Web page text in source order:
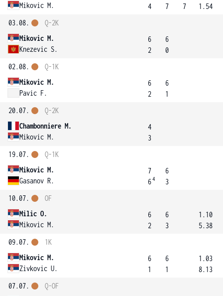
Mikovic M.
4
7
7
1.54
03.08.
Mikovic M.
Knezevic S.
Q-2K
6
2
6
0
02.08.
Mikovic M.
Pavic F.
Q-1K
6
2
6
1
20.07.
Chambonniere M.
Mikovic M.
Q-2K
4
3
19.07.
Mikovic M.
Gasanov R.
Q-1K
7
64
6
3
10.07.
Milic O.
Mikovic M.
OF
6
2
6
3
1.10
5.38
09.07.
Mikovic M.
Zivkovic U.
1K
6
1
6
1
1.03
8.13
07.07.
Q-OF